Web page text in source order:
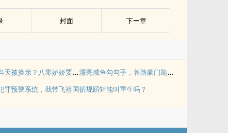
封面 下ー章
结婚当天被换亲？八零娇娇要改嫁 漂亮咸鱼勾勾手，各路豪门跪下宠
罪预警系统，我带飞祖国循规蹈矩能叫重生吗？